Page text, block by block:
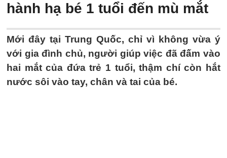
hành hạ bé 1 tuổi đến mù mắt
Mới đây tại Trung Quốc, chỉ vì không vừa ý
với gia đình chủ, người giúp việc đã đấm vào
hai mắt của đứa trẻ 1 tuổi, thậm chí còn hắt
nước sôi vào tay, chân và tai của bé.